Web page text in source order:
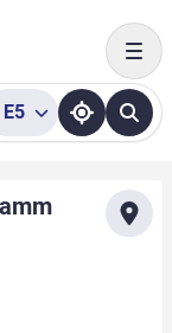
E5